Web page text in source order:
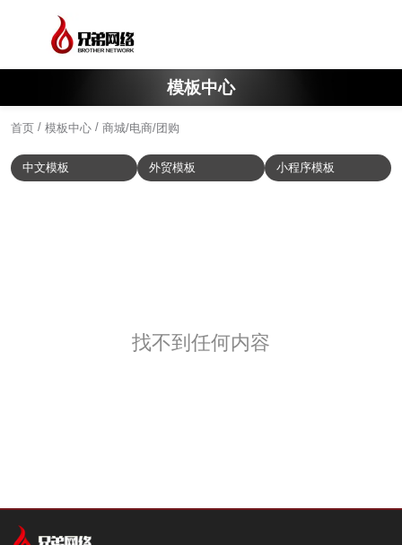
模板中心
首页 / 模板中心 / 商城/电商/团购
中文模板 外贸模板 小程序模板
找不到任何内容